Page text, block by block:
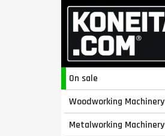
On sale
Woodworking Machinery
Metalworking Machinery